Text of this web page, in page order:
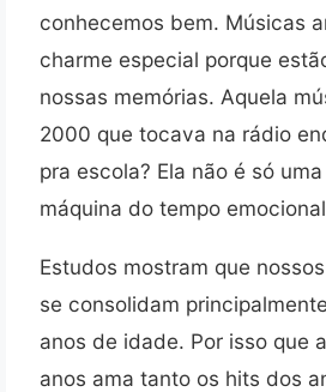
conhecemos bem. Músicas
charme especial porque
nossas memórias. Aquela
2000 que tocava na rádio
pra escola? Ela não é só
máquina do tempo
Estudos mostram que
se consolidam
anos de idade. Por isso que
anos ama tanto os hits dos